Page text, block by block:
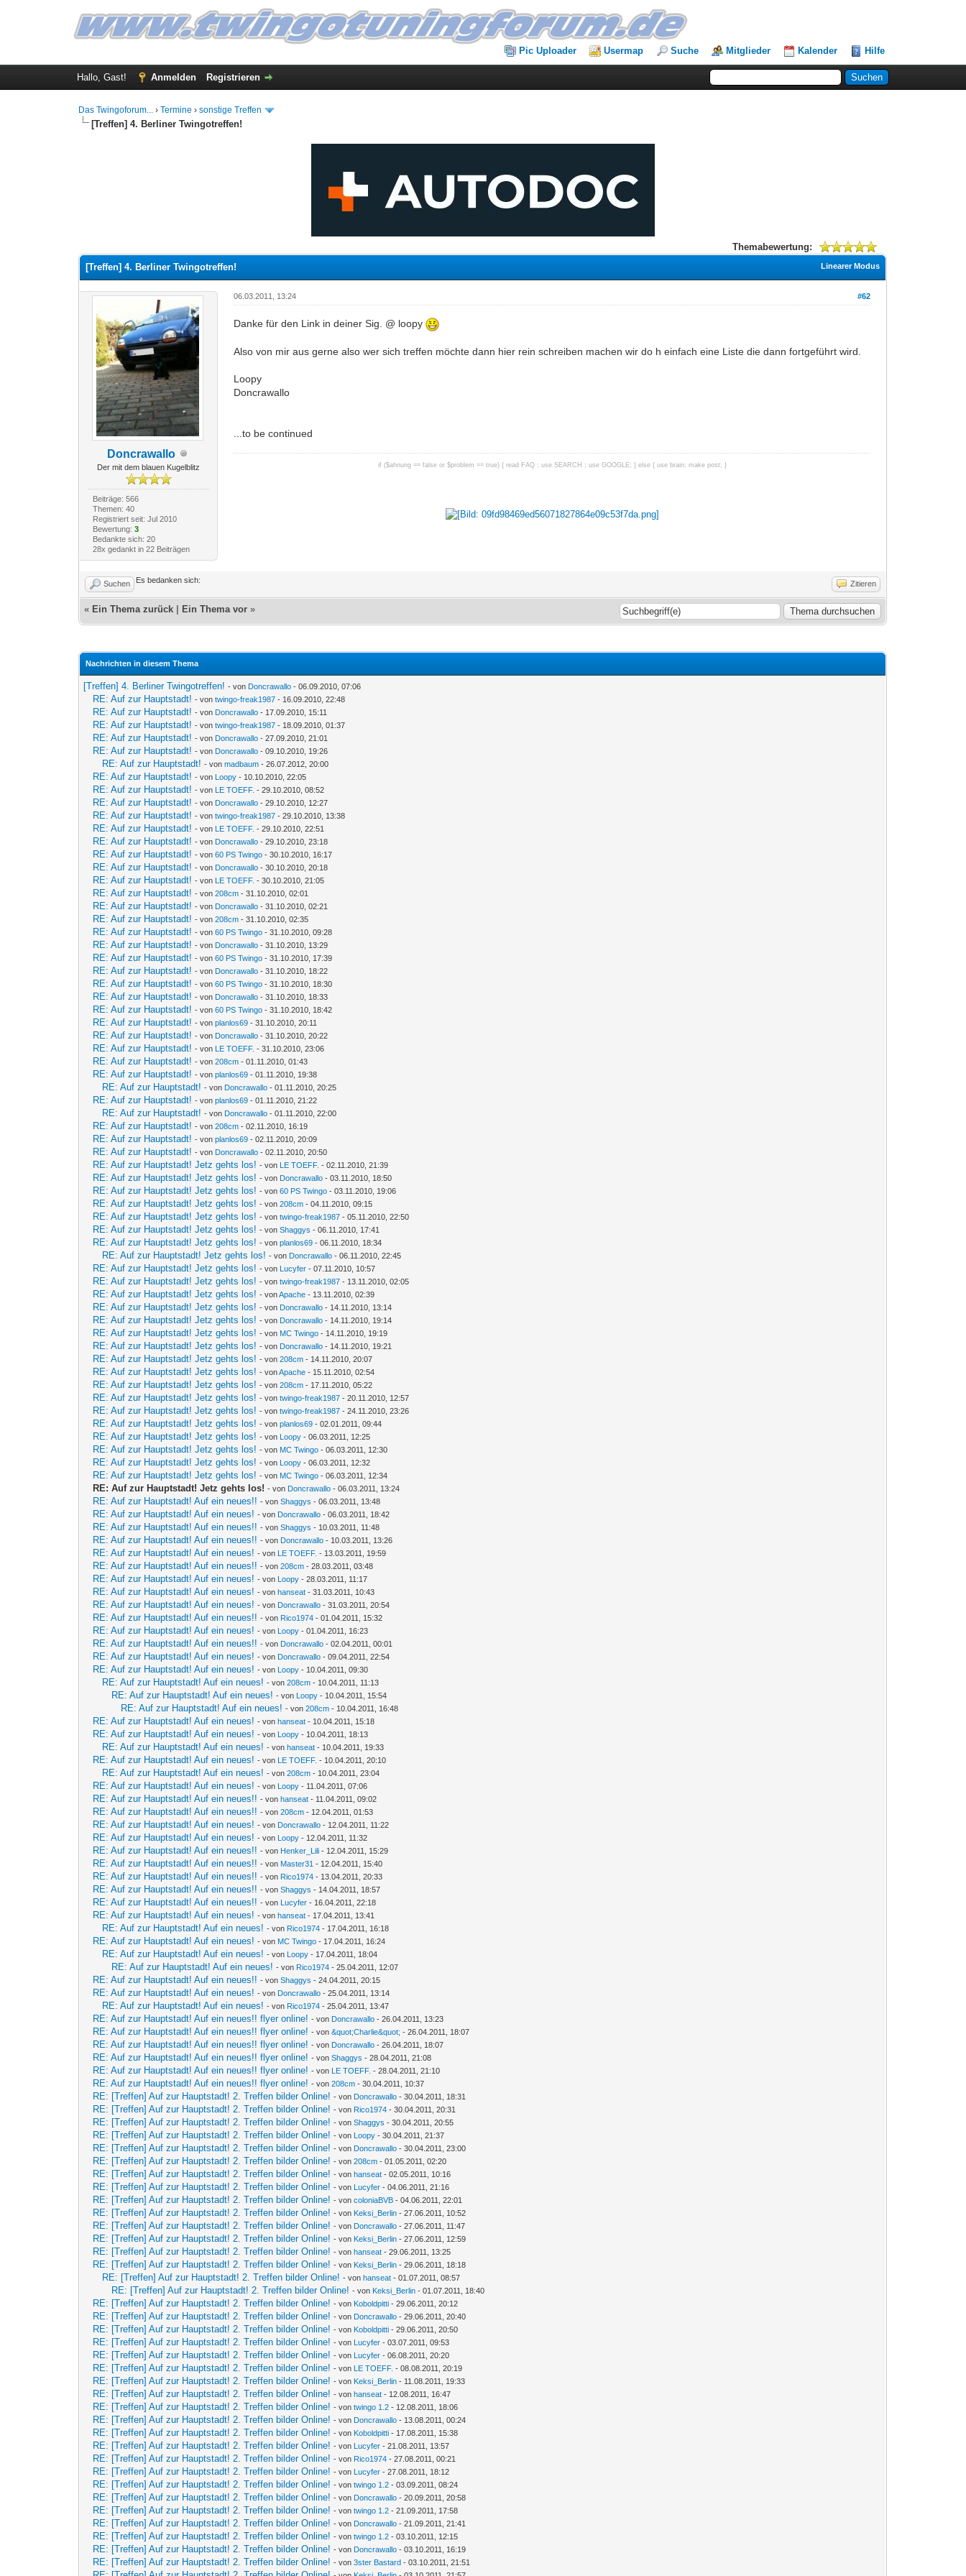
Pic Uploader Usermap Suche Mitglieder Kalender Hilfe
Hallo, Gast! Anmelden Registrieren
Das Twingoforum... ›Termine ›sonstige Treffen
[Treffen] 4. Berliner Twingotreffen!
Themabewertung:
Linearer Modus
[Treffen] 4. Berliner Twingotreffen!
Doncrawallo
Der mit dem blauen Kugelblitz
Beiträge: 566
Themen: 40
Registriert seit: Jul 2010
Bewertung: 3
Bedankte sich: 20
28x gedankt in 22 Beiträgen
#62
06.03.2011, 13:24
Danke für den Link in deiner Sig. @ loopy
Also von mir aus gerne also wer sich treffen möchte dann hier rein schreiben machen wir do h einfach eine Liste die dann fortgeführt wird.
Loopy
Doncrawallo
...to be continued
if ($ahnung == false or $problem == true) { read FAQ ; use SEARCH ; use GOOGLE; } else { use brain; make post; }
Suchen Zitieren
Es bedanken sich:
« Ein Thema zurück Ein Thema vor »
Nachrichten in diesem Thema
[Treffen] 4. Berliner Twingotreffen! - von Doncrawallo - 06.09.2010, 07:06
RE: Auf zur Hauptstadt! - vontwingo-freak1987 - 16.09.2010, 22:48
RE: Auf zur Hauptstadt! - von Doncrawallo - 17.09.2010, 15:11
RE: Auf zur Hauptstadt! - vontwingo-freak1987 - 18.09.2010, 01:37
RE: Auf zur Hauptstadt! - von Doncrawallo - 27.09.2010, 21:01
RE: Auf zur Hauptstadt! - von Doncrawallo - 09.10.2010, 19:26
RE: Auf zur Hauptstadt! - vonmadbaum - 26.07.2012, 20:00
RE: Auf zur Hauptstadt! - von Loopy - 10.10.2010, 22:05
RE: Auf zur Hauptstadt! - von LE TOEFF. - 29.10.2010, 08:52
RE: Auf zur Hauptstadt! - von Doncrawallo - 29.10.2010, 12:27
RE: Auf zur Hauptstadt! - vontwingo-freak1987 - 29.10.2010, 13:38
RE: Auf zur Hauptstadt! - von LE TOEFF. - 29.10.2010, 22:51
RE: Auf zur Hauptstadt! - von Doncrawallo - 29.10.2010, 23:18
RE: Auf zur Hauptstadt! - von60 PS Twingo - 30.10.2010, 16:17
RE: Auf zur Hauptstadt! - von Doncrawallo - 30.10.2010, 20:18
RE: Auf zur Hauptstadt! - von LE TOEFF. - 30.10.2010, 21:05
RE: Auf zur Hauptstadt! - von208cm - 31.10.2010, 02:01
RE: Auf zur Hauptstadt! - von Doncrawallo - 31.10.2010, 02:21
RE: Auf zur Hauptstadt! - von208cm - 31.10.2010, 02:35
RE: Auf zur Hauptstadt! - von60 PS Twingo - 31.10.2010, 09:28
RE: Auf zur Hauptstadt! - von Doncrawallo - 31.10.2010, 13:29
RE: Auf zur Hauptstadt! - von60 PS Twingo - 31.10.2010, 17:39
RE: Auf zur Hauptstadt! - von Doncrawallo - 31.10.2010, 18:22
RE: Auf zur Hauptstadt! - von60 PS Twingo - 31.10.2010, 18:30
RE: Auf zur Hauptstadt! - von Doncrawallo - 31.10.2010, 18:33
RE: Auf zur Hauptstadt! - von60 PS Twingo - 31.10.2010, 18:42
RE: Auf zur Hauptstadt! - vonplanlos69 - 31.10.2010, 20:11
RE: Auf zur Hauptstadt! - von Doncrawallo - 31.10.2010, 20:22
RE: Auf zur Hauptstadt! - von LE TOEFF. - 31.10.2010, 23:06
RE: Auf zur Hauptstadt! - von208cm - 01.11.2010, 01:43
RE: Auf zur Hauptstadt! - vonplanlos69 - 01.11.2010, 19:38
RE: Auf zur Hauptstadt! - von Doncrawallo - 01.11.2010, 20:25
RE: Auf zur Hauptstadt! - vonplanlos69 - 01.11.2010, 21:22
RE: Auf zur Hauptstadt! - von Doncrawallo - 01.11.2010, 22:00
RE: Auf zur Hauptstadt! - von208cm - 02.11.2010, 16:19
RE: Auf zur Hauptstadt! - vonplanlos69 - 02.11.2010, 20:09
RE: Auf zur Hauptstadt! - von Doncrawallo - 02.11.2010, 20:50
RE: Auf zur Hauptstadt! Jetz gehts los! - von LE TOEFF. - 02.11.2010, 21:39
RE: Auf zur Hauptstadt! Jetz gehts los! - von Doncrawallo - 03.11.2010, 18:50
RE: Auf zur Hauptstadt! Jetz gehts los! - von60 PS Twingo - 03.11.2010, 19:06
RE: Auf zur Hauptstadt! Jetz gehts los! - von208cm - 04.11.2010, 09:15
RE: Auf zur Hauptstadt! Jetz gehts los! - vontwingo-freak1987 - 05.11.2010, 22:50
RE: Auf zur Hauptstadt! Jetz gehts los! - vonShaggys - 06.11.2010, 17:41
RE: Auf zur Hauptstadt! Jetz gehts los! - vonplanlos69 - 06.11.2010, 18:34
RE: Auf zur Hauptstadt! Jetz gehts los! - von Doncrawallo - 06.11.2010, 22:45
RE: Auf zur Hauptstadt! Jetz gehts los! - von Lucyfer - 07.11.2010, 10:57
RE: Auf zur Hauptstadt! Jetz gehts los! - vontwingo-freak1987 - 13.11.2010, 02:05
RE: Auf zur Hauptstadt! Jetz gehts los! - vonApache - 13.11.2010, 02:39
RE: Auf zur Hauptstadt! Jetz gehts los! - von Doncrawallo - 14.11.2010, 13:14
RE: Auf zur Hauptstadt! Jetz gehts los! - von Doncrawallo - 14.11.2010, 19:14
RE: Auf zur Hauptstadt! Jetz gehts los! - von MC Twingo - 14.11.2010, 19:19
RE: Auf zur Hauptstadt! Jetz gehts los! - von Doncrawallo - 14.11.2010, 19:21
RE: Auf zur Hauptstadt! Jetz gehts los! - von208cm - 14.11.2010, 20:07
RE: Auf zur Hauptstadt! Jetz gehts los! - vonApache - 15.11.2010, 02:54
RE: Auf zur Hauptstadt! Jetz gehts los! - von208cm - 17.11.2010, 05:22
RE: Auf zur Hauptstadt! Jetz gehts los! - vontwingo-freak1987 - 20.11.2010, 12:57
RE: Auf zur Hauptstadt! Jetz gehts los! - vontwingo-freak1987 - 24.11.2010, 23:26
RE: Auf zur Hauptstadt! Jetz gehts los! - vonplanlos69 - 02.01.2011, 09:44
RE: Auf zur Hauptstadt! Jetz gehts los! - von Loopy - 06.03.2011, 12:25
RE: Auf zur Hauptstadt! Jetz gehts los! - von MC Twingo - 06.03.2011, 12:30
RE: Auf zur Hauptstadt! Jetz gehts los! - von Loopy - 06.03.2011, 12:32
RE: Auf zur Hauptstadt! Jetz gehts los! - von MC Twingo - 06.03.2011, 12:34
RE: Auf zur Hauptstadt! Jetz gehts los! - von Doncrawallo - 06.03.2011, 13:24
RE: Auf zur Hauptstadt! Auf ein neues!! - vonShaggys - 06.03.2011, 13:48
RE: Auf zur Hauptstadt! Auf ein neues! - von Doncrawallo - 06.03.2011, 18:42
RE: Auf zur Hauptstadt! Auf ein neues!! - vonShaggys - 10.03.2011, 11:48
RE: Auf zur Hauptstadt! Auf ein neues!! - von Doncrawallo - 10.03.2011, 13:26
RE: Auf zur Hauptstadt! Auf ein neues! - von LE TOEFF. - 13.03.2011, 19:59
RE: Auf zur Hauptstadt! Auf ein neues!! - von208cm - 28.03.2011, 03:48
RE: Auf zur Hauptstadt! Auf ein neues! - von Loopy - 28.03.2011, 11:17
RE: Auf zur Hauptstadt! Auf ein neues! - vonhanseat - 31.03.2011, 10:43
RE: Auf zur Hauptstadt! Auf ein neues! - von Doncrawallo - 31.03.2011, 20:54
RE: Auf zur Hauptstadt! Auf ein neues!! - von Rico1974 - 01.04.2011, 15:32
RE: Auf zur Hauptstadt! Auf ein neues! - von Loopy - 01.04.2011, 16:23
RE: Auf zur Hauptstadt! Auf ein neues!! - von Doncrawallo - 02.04.2011, 00:01
RE: Auf zur Hauptstadt! Auf ein neues! - von Doncrawallo - 09.04.2011, 22:54
RE: Auf zur Hauptstadt! Auf ein neues! - von Loopy - 10.04.2011, 09:30
RE: Auf zur Hauptstadt! Auf ein neues! - von208cm - 10.04.2011, 11:13
RE: Auf zur Hauptstadt! Auf ein neues! - von Loopy - 10.04.2011, 15:54
RE: Auf zur Hauptstadt! Auf ein neues! - von208cm - 10.04.2011, 16:48
RE: Auf zur Hauptstadt! Auf ein neues! - vonhanseat - 10.04.2011, 15:18
RE: Auf zur Hauptstadt! Auf ein neues! - von Loopy - 10.04.2011, 18:13
RE: Auf zur Hauptstadt! Auf ein neues! - vonhanseat - 10.04.2011, 19:33
RE: Auf zur Hauptstadt! Auf ein neues! - von LE TOEFF. - 10.04.2011, 20:10
RE: Auf zur Hauptstadt! Auf ein neues! - von208cm - 10.04.2011, 23:04
RE: Auf zur Hauptstadt! Auf ein neues! - von Loopy - 11.04.2011, 07:06
RE: Auf zur Hauptstadt! Auf ein neues!! - vonhanseat - 11.04.2011, 09:02
RE: Auf zur Hauptstadt! Auf ein neues!! - von208cm - 12.04.2011, 01:53
RE: Auf zur Hauptstadt! Auf ein neues! - von Doncrawallo - 12.04.2011, 11:22
RE: Auf zur Hauptstadt! Auf ein neues! - von Loopy - 12.04.2011, 11:32
RE: Auf zur Hauptstadt! Auf ein neues!! - von Henker_Lili - 12.04.2011, 15:29
RE: Auf zur Hauptstadt! Auf ein neues!! - von Master31 - 12.04.2011, 15:40
RE: Auf zur Hauptstadt! Auf ein neues!! - von Rico1974 - 13.04.2011, 20:33
RE: Auf zur Hauptstadt! Auf ein neues!! - vonShaggys - 14.04.2011, 18:57
RE: Auf zur Hauptstadt! Auf ein neues!! - von Lucyfer - 16.04.2011, 22:18
RE: Auf zur Hauptstadt! Auf ein neues! - vonhanseat - 17.04.2011, 13:41
RE: Auf zur Hauptstadt! Auf ein neues! - von Rico1974 - 17.04.2011, 16:18
RE: Auf zur Hauptstadt! Auf ein neues! - von MC Twingo - 17.04.2011, 16:24
RE: Auf zur Hauptstadt! Auf ein neues! - von Loopy - 17.04.2011, 18:04
RE: Auf zur Hauptstadt! Auf ein neues! - von Rico1974 - 25.04.2011, 12:07
RE: Auf zur Hauptstadt! Auf ein neues!! - vonShaggys - 24.04.2011, 20:15
RE: Auf zur Hauptstadt! Auf ein neues! - von Doncrawallo - 25.04.2011, 13:14
RE: Auf zur Hauptstadt! Auf ein neues! - von Rico1974 - 25.04.2011, 13:47
RE: Auf zur Hauptstadt! Auf ein neues!! flyer online! - von Doncrawallo - 26.04.2011, 13:23
RE: Auf zur Hauptstadt! Auf ein neues!! flyer online! - von&quot;Charlie&quot; - 26.04.2011, 18:07
RE: Auf zur Hauptstadt! Auf ein neues!! flyer online! - von Doncrawallo - 26.04.2011, 18:07
RE: Auf zur Hauptstadt! Auf ein neues!! flyer online! - vonShaggys - 28.04.2011, 21:08
RE: Auf zur Hauptstadt! Auf ein neues!! flyer online! - von LE TOEFF. - 28.04.2011, 21:10
RE: Auf zur Hauptstadt! Auf ein neues!! flyer online! - von208cm - 30.04.2011, 10:37
RE: [Treffen] Auf zur Hauptstadt! 2. Treffen bilder Online! - von Doncrawallo - 30.04.2011, 18:31
RE: [Treffen] Auf zur Hauptstadt! 2. Treffen bilder Online! - von Rico1974 - 30.04.2011, 20:31
RE: [Treffen] Auf zur Hauptstadt! 2. Treffen bilder Online! - vonShaggys - 30.04.2011, 20:55
RE: [Treffen] Auf zur Hauptstadt! 2. Treffen bilder Online! - von Loopy - 30.04.2011, 21:37
RE: [Treffen] Auf zur Hauptstadt! 2. Treffen bilder Online! - von Doncrawallo - 30.04.2011, 23:00
RE: [Treffen] Auf zur Hauptstadt! 2. Treffen bilder Online! - von208cm - 01.05.2011, 02:20
RE: [Treffen] Auf zur Hauptstadt! 2. Treffen bilder Online! - vonhanseat - 02.05.2011, 10:16
RE: [Treffen] Auf zur Hauptstadt! 2. Treffen bilder Online! - von Lucyfer - 04.06.2011, 21:16
RE: [Treffen] Auf zur Hauptstadt! 2. Treffen bilder Online! - voncoloniaBVB - 04.06.2011, 22:01
RE: [Treffen] Auf zur Hauptstadt! 2. Treffen bilder Online! - von Keksi_Berlin - 27.06.2011, 10:52
RE: [Treffen] Auf zur Hauptstadt! 2. Treffen bilder Online! - von Doncrawallo - 27.06.2011, 11:47
RE: [Treffen] Auf zur Hauptstadt! 2. Treffen bilder Online! - von Keksi_Berlin - 27.06.2011, 12:59
RE: [Treffen] Auf zur Hauptstadt! 2. Treffen bilder Online! - vonhanseat - 29.06.2011, 13:25
RE: [Treffen] Auf zur Hauptstadt! 2. Treffen bilder Online! - von Keksi_Berlin - 29.06.2011, 18:18
RE: [Treffen] Auf zur Hauptstadt! 2. Treffen bilder Online! - vonhanseat - 01.07.2011, 08:57
RE: [Treffen] Auf zur Hauptstadt! 2. Treffen bilder Online! - von Keksi_Berlin - 01.07.2011, 18:40
RE: [Treffen] Auf zur Hauptstadt! 2. Treffen bilder Online! - von Koboldpitti - 29.06.2011, 20:12
RE: [Treffen] Auf zur Hauptstadt! 2. Treffen bilder Online! - von Doncrawallo - 29.06.2011, 20:40
RE: [Treffen] Auf zur Hauptstadt! 2. Treffen bilder Online! - von Koboldpitti - 29.06.2011, 20:50
RE: [Treffen] Auf zur Hauptstadt! 2. Treffen bilder Online! - von Lucyfer - 03.07.2011, 09:53
RE: [Treffen] Auf zur Hauptstadt! 2. Treffen bilder Online! - von Lucyfer - 06.08.2011, 20:20
RE: [Treffen] Auf zur Hauptstadt! 2. Treffen bilder Online! - von LE TOEFF. - 08.08.2011, 20:19
RE: [Treffen] Auf zur Hauptstadt! 2. Treffen bilder Online! - von Keksi_Berlin - 11.08.2011, 19:33
RE: [Treffen] Auf zur Hauptstadt! 2. Treffen bilder Online! - vonhanseat - 12.08.2011, 16:47
RE: [Treffen] Auf zur Hauptstadt! 2. Treffen bilder Online! - vontwingo 1.2 - 12.08.2011, 18:06
RE: [Treffen] Auf zur Hauptstadt! 2. Treffen bilder Online! - von Doncrawallo - 13.08.2011, 00:24
RE: [Treffen] Auf zur Hauptstadt! 2. Treffen bilder Online! - von Koboldpitti - 17.08.2011, 15:38
RE: [Treffen] Auf zur Hauptstadt! 2. Treffen bilder Online! - von Lucyfer - 21.08.2011, 13:57
RE: [Treffen] Auf zur Hauptstadt! 2. Treffen bilder Online! - von Rico1974 - 27.08.2011, 00:21
RE: [Treffen] Auf zur Hauptstadt! 2. Treffen bilder Online! - von Lucyfer - 27.08.2011, 18:12
RE: [Treffen] Auf zur Hauptstadt! 2. Treffen bilder Online! - vontwingo 1.2 - 03.09.2011, 08:24
RE: [Treffen] Auf zur Hauptstadt! 2. Treffen bilder Online! - von Doncrawallo - 20.09.2011, 20:58
RE: [Treffen] Auf zur Hauptstadt! 2. Treffen bilder Online! - vontwingo 1.2 - 21.09.2011, 17:58
RE: [Treffen] Auf zur Hauptstadt! 2. Treffen bilder Online! - von Doncrawallo - 21.09.2011, 21:41
RE: [Treffen] Auf zur Hauptstadt! 2. Treffen bilder Online! - vontwingo 1.2 - 03.10.2011, 12:15
RE: [Treffen] Auf zur Hauptstadt! 2. Treffen bilder Online! - von Doncrawallo - 03.10.2011, 16:19
RE: [Treffen] Auf zur Hauptstadt! 2. Treffen bilder Online! - von3ster Bastard - 03.10.2011, 21:51